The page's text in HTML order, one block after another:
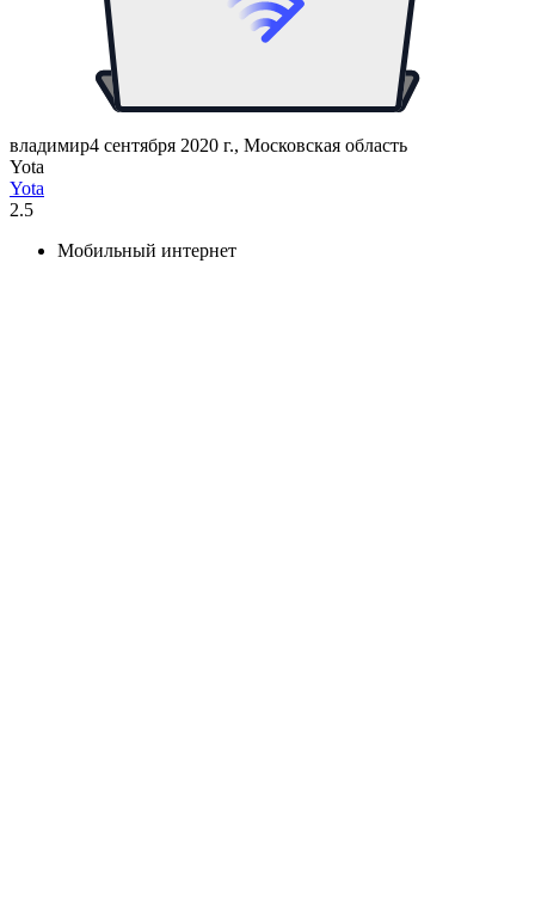
владимир4 сентября 2020 г., Московская область
Yota
Yota
2.5
Мобильный интернет